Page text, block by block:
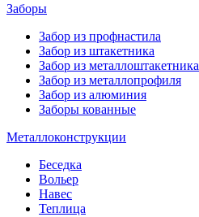
Заборы
Забор из профнастила
Забор из штакетника
Забор из металлоштакетника
Забор из металлопрофиля
Забор из алюминия
Заборы кованные
Металлоконструкции
Беседка
Вольер
Навес
Теплица